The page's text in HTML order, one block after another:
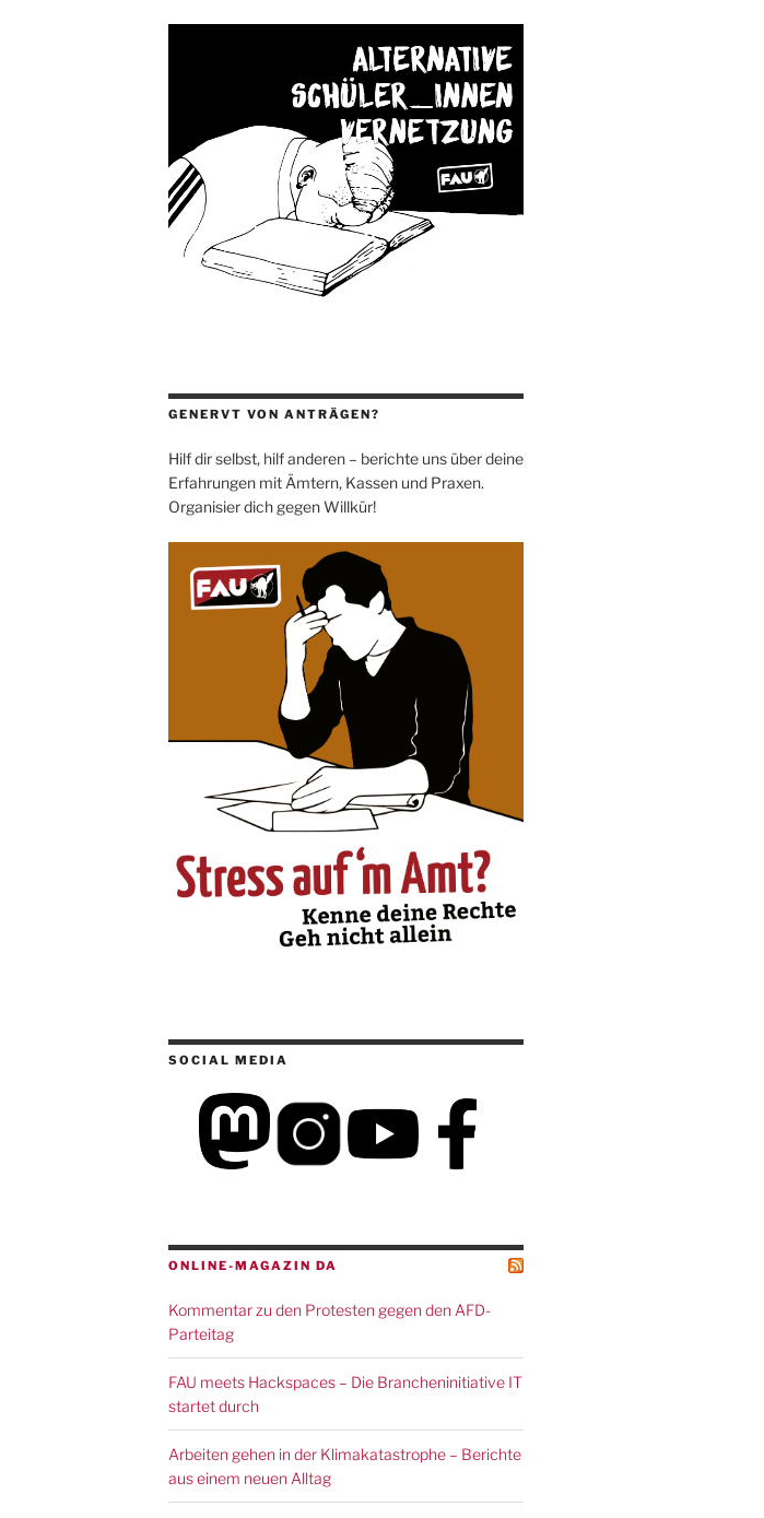
GENERVT VON ANTRÄGEN?
Hilf dir selbst, hilf anderen – berichte uns über deine
Erfahrungen mit Ämtern, Kassen und Praxen.
Organisier dich gegen Willkür!
SOCIAL MEDIA
ONLINE-MAGAZIN DA
Kommentar zu den Protesten gegen den AFD-
Parteitag
FAU meets Hackspaces – Die Brancheninitiative IT
startet durch
Arbeiten gehen in der Klimakatastrophe – Berichte
aus einem neuen Alltag